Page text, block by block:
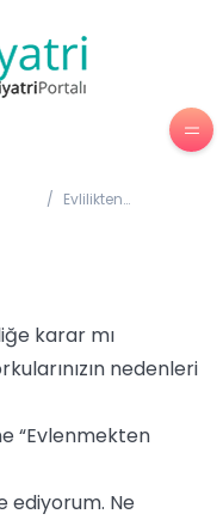
/ Evlilikten
karar mı
nedenleri
“Evlenmekten
ediyorum. Ne